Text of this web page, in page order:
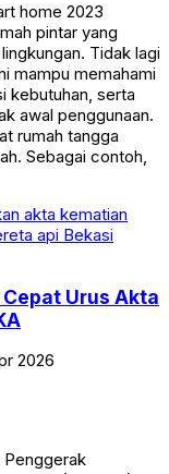
home 2023
pintar yang
Tidak lagi
mampu memahami
kebutuhan, serta
awal penggunaan.
rumah tangga
Sebagai contoh,
Urus Akta
2026